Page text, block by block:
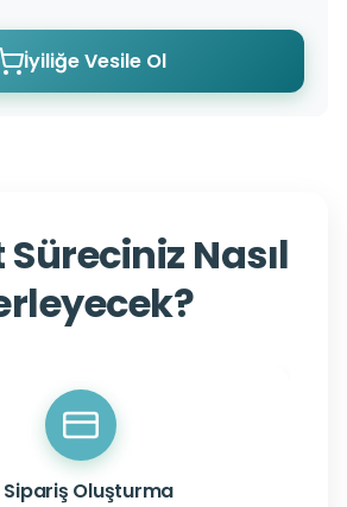
İyiliğe Vesile Ol
Nasıl
Sipariş Oluşturma